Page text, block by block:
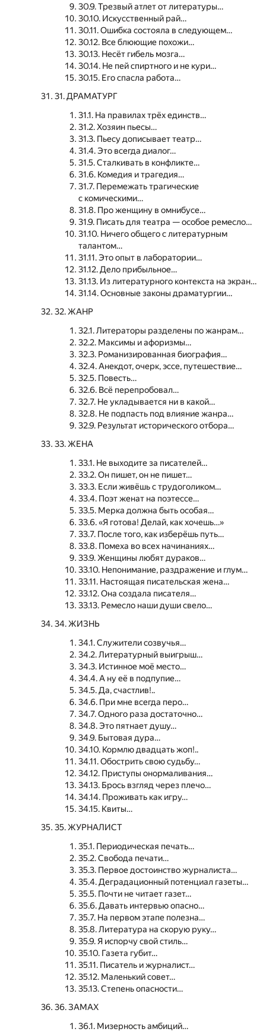
30.9. Трезвый атлет от литературы…
30.10. Искусственный рай…
30.11. Ошибка состояла в следующем…
30.12. Все блюющие похожи…
30.13. Несёт гибель мозга…
30.14. Не пей спиртного и не кури…
30.15. Его спасла работа…
31. ДРАМАТУРГ
31.1. На правилах трёх единств…
31.2. Хозяин пьесы…
31.3. Пьесу дописывает театр…
31.4. Это всегда диалог…
31.5. Сталкивать в конфликте…
31.6. Комедия и трагедия…
31.7. Перемежать трагические
с комическими…
31.8. Про женщину в омнибусе…
31.9. Писать для театра — особое ремесло…
31.10. Ничего общего с литературным
талантом…
31.11. Это опыт в лаборатории…
31.12. Дело прибыльное…
31.13. Из литературного контекста на экран…
31.14. Основные законы драматургии…
32. ЖАНР
32.1. Литераторы разделены по жанрам…
32.2. Максимы и афоризмы…
32.3. Романизированная биография…
32.4. Анекдот, очерк, эссе, путешествие…
32.5. Повесть…
32.6. Всё перепробовал…
32.7. Не укладывается ни в какой…
32.8. Не подпасть под влияние жанра…
32.9. Результат исторического отбора…
33. ЖЕНА
33.1. Не выходите за писателей…
33.2. Он пишет, он не пишет…
33.3. Если живёшь с трудоголиком…
33.4. Поэт женат на поэтессе…
33.5. Мерка должна быть особая…
33.6. «Я готова! Делай, как хочешь…»
33.7. После того, как изберёшь путь…
33.8. Помеха во всех начинаниях…
33.9. Женщины любят дураков…
33.10. Непонимание, раздражение и глум…
33.11. Настоящая писательская жена…
33.12. Она создала писателя…
33.13. Ремесло наши души свело…
34. ЖИЗНЬ
34.1. Служители созвучья…
34.2. Литературный выигрыш…
34.3. Истинное моё место…
34.4. А ну её в подпупие…
34.5. Да, счастлив!..
34.6. При мне всегда перо…
34.7. Одного раза достаточно…
34.8. Это пятнает душу…
34.9. Бытовая дура…
34.10. Кормлю двадцать жоп!..
34.11. Обострить свою судьбу…
34.12. Приступы онормаливания…
34.13. Брось взгляд через плечо…
34.14. Проживать как игру…
34.15. Квиты…
35. ЖУРНАЛИСТ
35.1. Периодическая печать…
35.2. Свобода печати…
35.3. Первое достоинство журналиста…
35.4. Деградационный потенциал газеты…
35.5. Почти не читает газет…
35.6. Давать интервью опасно…
35.7. На первом этапе полезна…
35.8. Литература на скорую руку…
35.9. Я испорчу свой стиль…
35.10. Газета губит…
35.11. Писатель и журналист…
35.12. Маленький совет…
35.13. Степень опасности…
36. ЗАМАХ
36.1. Мизерность амбиций…